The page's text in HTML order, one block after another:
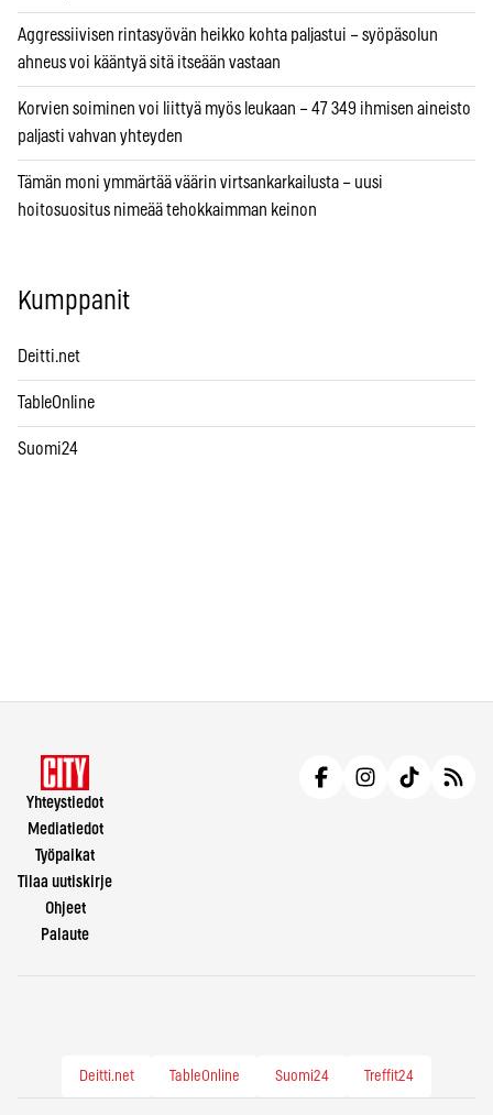
Aggressiivisen rintasyövän heikko kohta paljastui – syöpäsolun
ahneus voi kääntyä sitä itseään vastaan
Korvien soiminen voi liittyä myös leukaan – 47 349 ihmisen aineisto
paljasti vahvan yhteyden
Tämän moni ymmärtää väärin virtsankarkailusta – uusi
hoitosuositus nimeää tehokkaimman keinon
Kumppanit
Deitti.net
TableOnline
Suomi24
Yhteystiedot
Mediatiedot
Työpaikat
Tilaa uutiskirje
Ohjeet
Palaute
Deitti.net TableOnline Suomi24 Treffit24